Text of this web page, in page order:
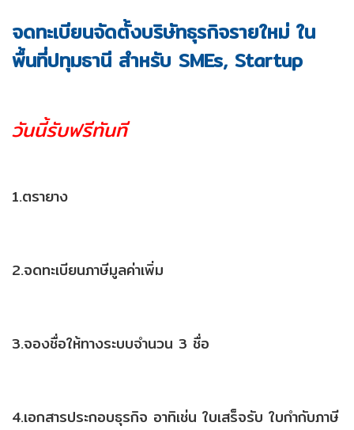
จดทะเบียนจัดตั้งบริษัทธุรกิจรายใหม่ ใน
พื้นที่ปทุมธานี สำหรับ SMEs, Startup
วันนี้รับฟรีทันที
1.ตรายาง
2.จดทะเบียนภาษีมูลค่าเพิ่ม
3.จองชื่อให้ทางระบบจำนวน 3 ชื่อ
4.เอกสารประกอบธุรกิจ อาทิเช่น ใบเสร็จรับ ใบกำกับภาษี